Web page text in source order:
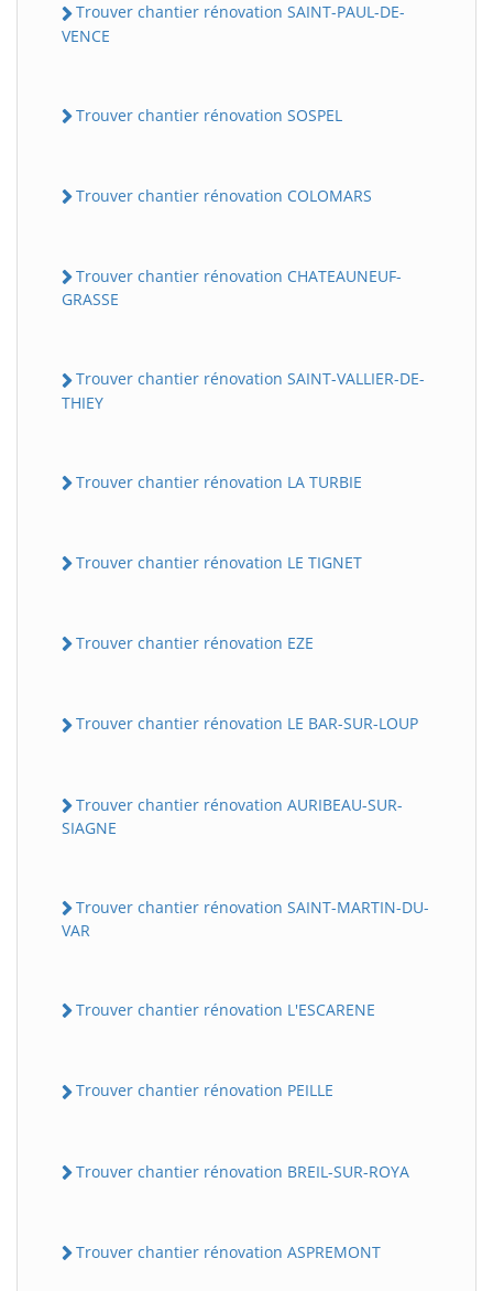
Trouver chantier rénovation SAINT-PAUL-DE-
VENCE
Trouver chantier rénovation SOSPEL
Trouver chantier rénovation COLOMARS
Trouver chantier rénovation CHATEAUNEUF-
GRASSE
Trouver chantier rénovation SAINT-VALLIER-DE-
THIEY
Trouver chantier rénovation LA TURBIE
Trouver chantier rénovation LE TIGNET
Trouver chantier rénovation EZE
Trouver chantier rénovation LE BAR-SUR-LOUP
Trouver chantier rénovation AURIBEAU-SUR-
SIAGNE
Trouver chantier rénovation SAINT-MARTIN-DU-
VAR
Trouver chantier rénovation L'ESCARENE
Trouver chantier rénovation PEILLE
Trouver chantier rénovation BREIL-SUR-ROYA
Trouver chantier rénovation ASPREMONT